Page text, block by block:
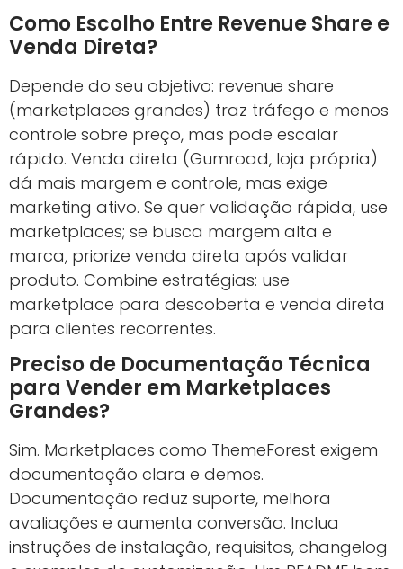
Como Escolho Entre Revenue Share e
Venda Direta?
Depende do seu objetivo: revenue share
(marketplaces grandes) traz tráfego e menos
controle sobre preço, mas pode escalar
rápido. Venda direta (Gumroad, loja própria)
dá mais margem e controle, mas exige
marketing ativo. Se quer validação rápida, use
marketplaces; se busca margem alta e
marca, priorize venda direta após validar
produto. Combine estratégias: use
marketplace para descoberta e venda direta
para clientes recorrentes.
Preciso de Documentação Técnica
para Vender em Marketplaces
Grandes?
Sim. Marketplaces como ThemeForest exigem
documentação clara e demos.
Documentação reduz suporte, melhora
avaliações e aumenta conversão. Inclua
instruções de instalação, requisitos, changelog